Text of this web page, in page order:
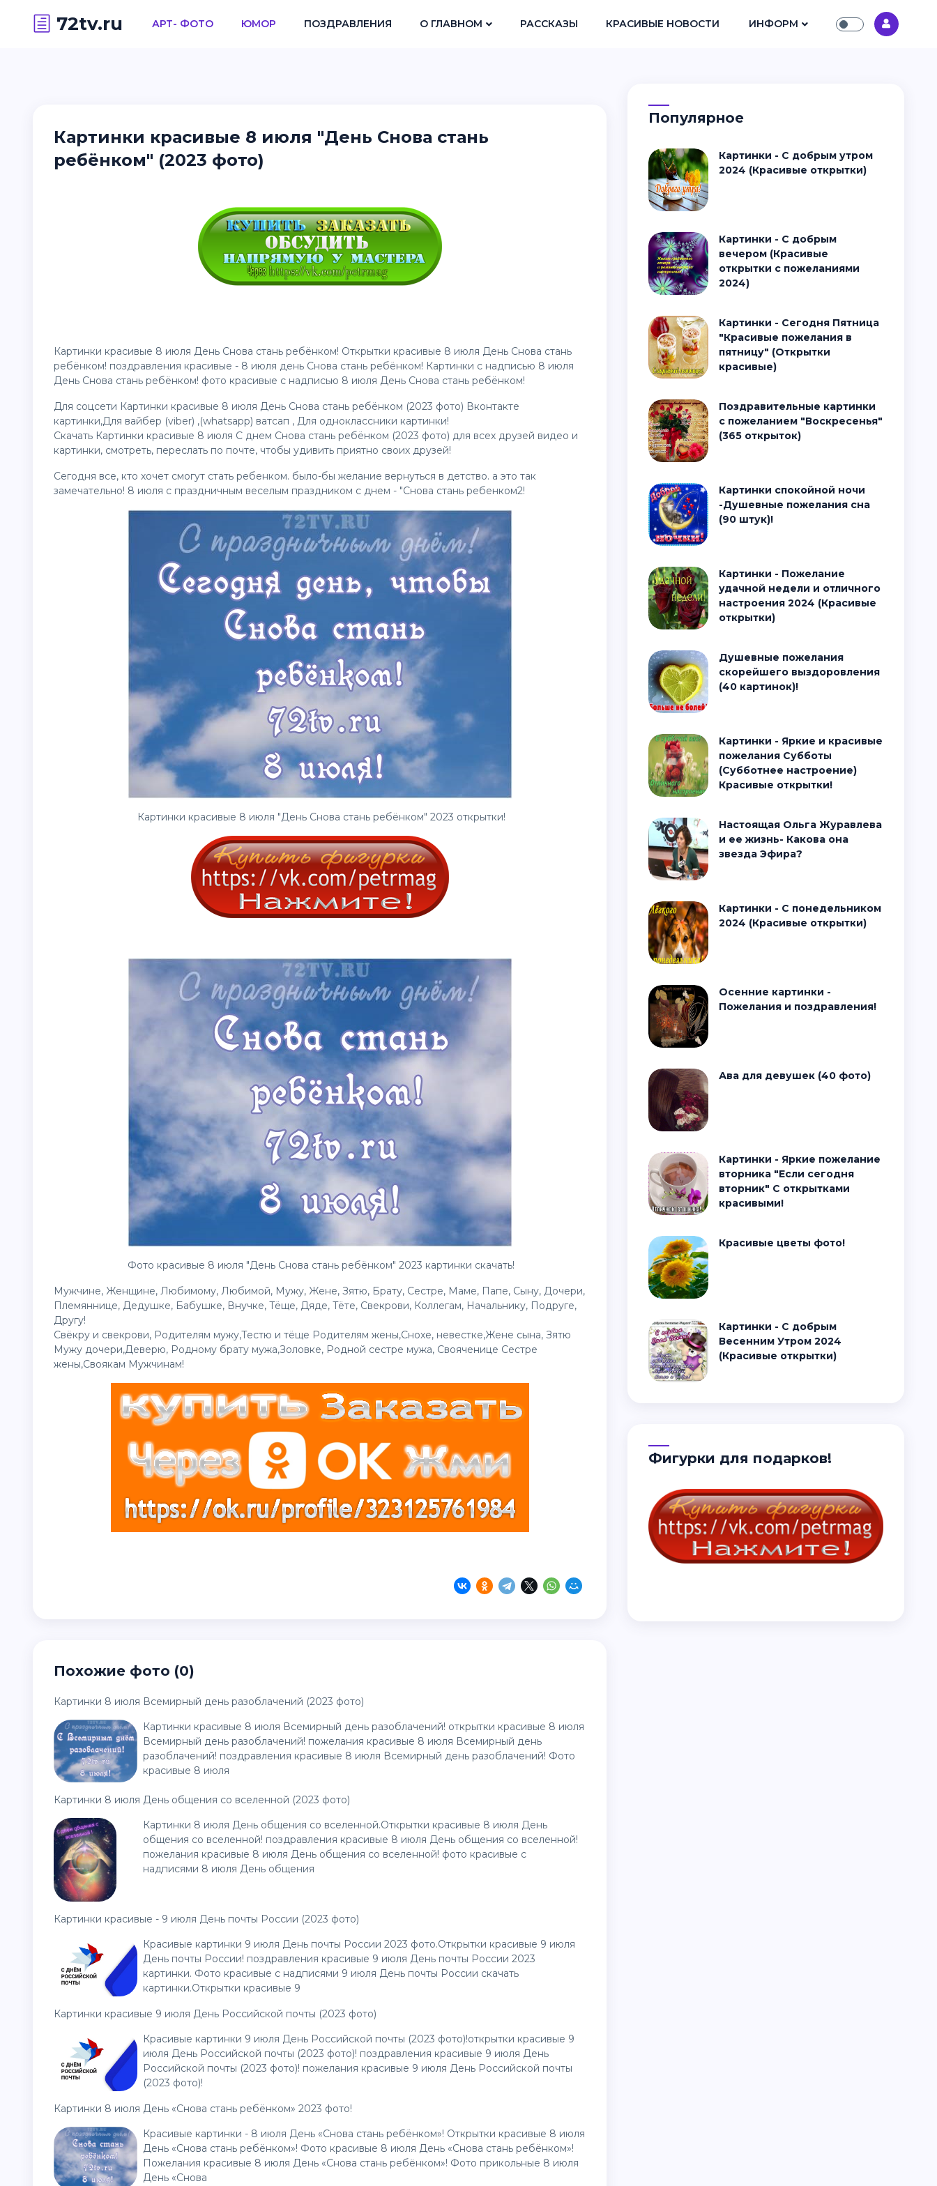
72tv.ru АРТ- ФОТО ЮМОР ПОЗДРАВЛЕНИЯ О ГЛАВНОМ РАССКАЗЫ КРАСИВЫЕ НОВОСТИ ИНФОРМ
Картинки красивые 8 июля "День Снова стань
ребёнком" (2023 фото)
Картинки красивые 8 июля День Снова стань ребёнком! Открытки красивые 8 июля День Снова стань
ребёнком! поздравления красивые - 8 июля день Снова стань ребёнком! Картинки с надписью 8 июля
День Снова стань ребёнком! фото красивые с надписью 8 июля День Снова стань ребёнком!
Для соцсети Картинки красивые 8 июля День Снова стань ребёнком (2023 фото) Вконтакте
картинки,Для вайбер (viber) ,(whatsapp) ватсап , Для одноклассники картинки!
Скачать Картинки красивые 8 июля С днем Снова стань ребёнком (2023 фото) для всех друзей видео и
картинки, смотреть, переслать по почте, чтобы удивить приятно своих друзей!
Сегодня все, кто хочет смогут стать ребенком. было-бы желание вернуться в детство. а это так
замечательно! 8 июля с праздничным веселым праздником с днем - "Снова стань ребенком2!
Картинки красивые 8 июля "День Снова стань ребёнком" 2023 открытки!
Фото красивые 8 июля "День Снова стань ребёнком" 2023 картинки скачать!
Мужчине, Женщине, Любимому, Любимой, Мужу, Жене, Зятю, Брату, Сестре, Маме, Папе, Сыну, Дочери,
Племяннице, Дедушке, Бабушке, Внучке, Тёще, Дяде, Тёте, Свекрови, Коллегам, Начальнику, Подруге,
Другу!
Свёкру и свекрови, Родителям мужу,Тестю и тёще Родителям жены,Снохе, невестке,Жене сына, Зятю
Мужу дочери,Деверю, Родному брату мужа,Золовке, Родной сестре мужа, Свояченице Сестре
жены,Своякам Мужчинам!
Похожие фото (0)
Картинки 8 июля Всемирный день разоблачений (2023 фото)
Картинки красивые 8 июля Всемирный день разоблачений! открытки красивые 8 июля
Всемирный день разоблачений! пожелания красивые 8 июля Всемирный день
разоблачений! поздравления красивые 8 июля Всемирный день разоблачений! Фото
красивые 8 июля
Картинки 8 июля День общения со вселенной (2023 фото)
Картинки 8 июля День общения со вселенной.Открытки красивые 8 июля День
общения со вселенной! поздравления красивые 8 июля День общения со вселенной!
пожелания красивые 8 июля День общения со вселенной! фото красивые с
надписями 8 июля День общения
Картинки красивые - 9 июля День почты России (2023 фото)
Красивые картинки 9 июля День почты России 2023 фото.Открытки красивые 9 июля
День почты России! поздравления красивые 9 июля День почты России 2023
картинки. Фото красивые с надписями 9 июля День почты России скачать
картинки.Открытки красивые 9
Картинки красивые 9 июля День Российской почты (2023 фото)
Красивые картинки 9 июля День Российской почты (2023 фото)!открытки красивые 9
июля День Российской почты (2023 фото)! поздравления красивые 9 июля День
Российской почты (2023 фото)! пожелания красивые 9 июля День Российской почты
(2023 фото)!
Картинки 8 июля День «Снова стань ребёнком» 2023 фото!
Красивые картинки - 8 июля День «Снова стань ребёнком»! Открытки красивые 8 июля
День «Снова стань ребёнком»! Фото красивые 8 июля День «Снова стань ребёнком»!
Пожелания красивые 8 июля День «Снова стань ребёнком»! Фото прикольные 8 июля
День «Снова
Популярное
Картинки - С добрым утром
2024 (Красивые открытки)
Картинки - С добрым
вечером (Красивые
открытки с пожеланиями
2024)
Картинки - Сегодня Пятница
"Красивые пожелания в
пятницу" (Открытки
красивые)
Поздравительные картинки
с пожеланием "Воскресенья"
(365 открыток)
Картинки спокойной ночи
-Душевные пожелания сна
(90 штук)!
Картинки - Пожелание
удачной недели и отличного
настроения 2024 (Красивые
открытки)
Душевные пожелания
скорейшего выздоровления
(40 картинок)!
Картинки - Яркие и красивые
пожелания Субботы
(Субботнее настроение)
Красивые открытки!
Настоящая Ольга Журавлева
и ее жизнь- Какова она
звезда Эфира?
Картинки - С понедельником
2024 (Красивые открытки)
Осенние картинки -
Пожелания и поздравления!
Ава для девушек (40 фото)
Картинки - Яркие пожелание
вторника "Если сегодня
вторник" С открытками
красивыми!
Красивые цветы фото!
Картинки - С добрым
Весенним Утром 2024
(Красивые открытки)
Фигурки для подарков!